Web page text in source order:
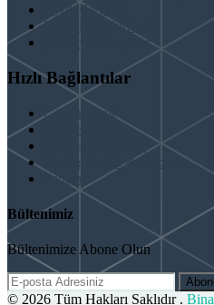
Paydaşlarımız
İş Birliği Teklifleri
Şartlar ve Koşullar
Hızlı Bağlantılar
Güçlendirme
Hizmetlerimiz
Test & Analiz & Rapor
İletişim
Bültenimiz
Bültenimize Abone Olun
© 2026 Tüm Hakları Saklıdır .